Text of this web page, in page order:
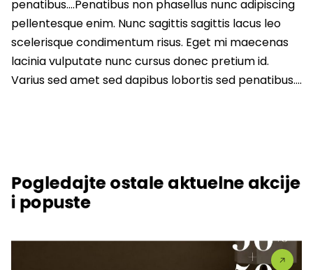
penatibus….Penatibus non phasellus nunc adipiscing
pellentesque enim. Nunc sagittis sagittis lacus leo
scelerisque condimentum risus. Eget mi maecenas
lacinia vulputate nunc cursus donec pretium id.
Varius sed amet sed dapibus lobortis sed penatibus….
Pogledajte ostale aktuelne akcije
i popuste